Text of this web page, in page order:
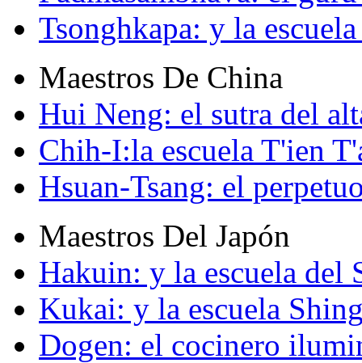
Tsonghkapa: y la
Maestros De China
Hui Neng: el sutra del
Chih-I:la escuela T'ien
Hsuan-Tsang: el
Maestros Del Japón
Hakuin: y la escuela del
Kukai: y la escuela
Dogen: el cocinero